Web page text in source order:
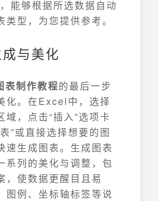
能够根据所选数据自动
型，为您提供参考。
与美化
制作教程的最后一步
化。在Excel中，选择
域，点击“插入”选项卡
”或直接选择想要的图
速生成图表。生成图表
系列的美化与调整，包
，使数据更醒目且易
图例、坐标轴标签等说